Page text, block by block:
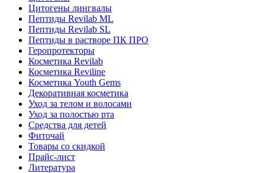
Цитогены лингвалы
Пептиды Revilab ML
Пептиды Revilab SL
Пептиды в растворе ПК ПРО
Геропротекторы
Косметика Revilab
Косметика Reviline
Косметика Youth Gems
Декоративная косметика
Уход за телом и волосами
Уход за полостью рта
Средства для детей
Фиточай
Товары со скидкой
Прайс-лист
Литература